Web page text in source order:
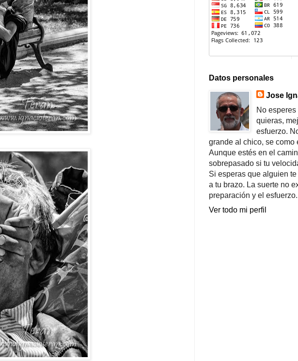
Datos personales
Jose
No
quieras,
esfuerzo.
grande al chico, se como
Aunque estés en el
sobrepasado si tu
Si esperas que alguien
a tu brazo. La suerte no
preparación y el esfuerzo.
Ver todo mi perfil